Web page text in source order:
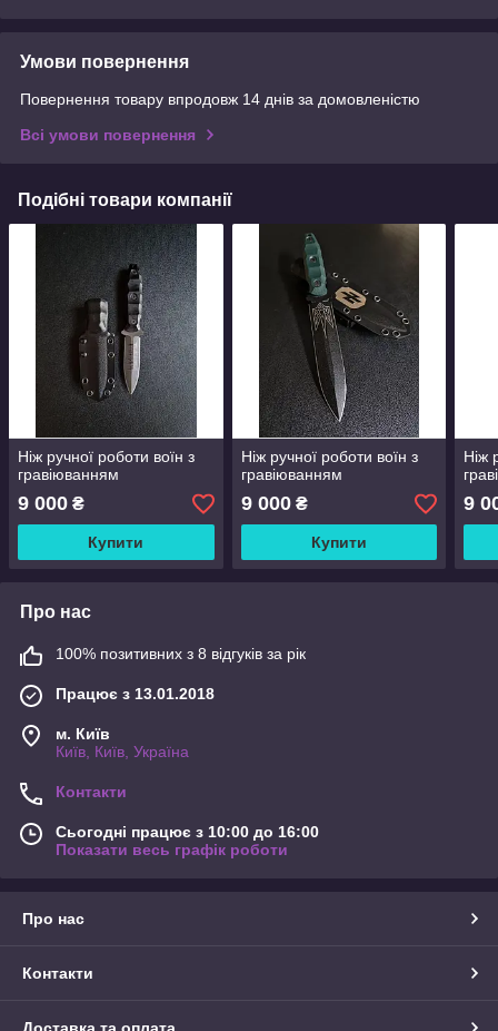
Умови повернення
Повернення товару впродовж 14 днів за домовленістю
Всі умови повернення
Подібні товари компанії
Ніж ручної роботи воїн з
гравіюванням
9 000 ₴
Купити
Ніж ручної роботи воїн з
гравіюванням
9 000₴
Купити
Ніж
9
Про нас
100% позитивних з 8 відгуків за рік
Працює з 13.01.2018
м. Київ
Київ, Київ, Україна
Контакти
Сьогодні працює з 10:00 до 16:00
Показати весь графік роботи
Про нас
Контакти